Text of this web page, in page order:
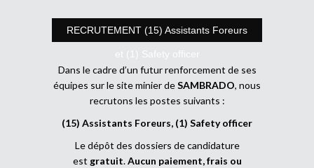
RECRUTEMENT (15) Assistants Foreurs
et (1) Safety officer
Dans le cadre d’un futur renforcement de ses
équipes sur le site minier deSAMBRADO, nous
recrutons les postes suivants :
(15) Assistants Foreurs, (1) Safety officer
Le dépôt des dossiers de candidature
est gratuit.Aucun paiement, frais ou